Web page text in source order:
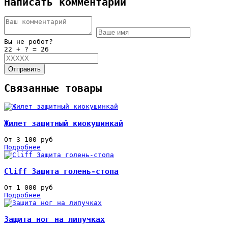
Вы не робот?
22 + ? = 26
Отправить
Связанные товары
Жилет защитный киокушинкай
От 3 100 руб
Подробнее
Cliff Защита голень-стопа
От 1 000 руб
Подробнее
Защита ног на липучках